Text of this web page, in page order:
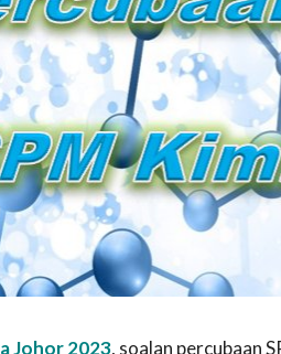
Johor 2023, soalan percubaan